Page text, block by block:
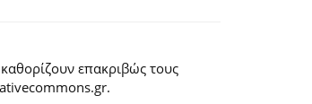
επακριβώς τους